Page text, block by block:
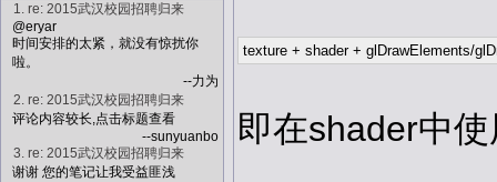
1. re: 2015武汉校园招聘归来
@eryar
时间安排的太紧，就没有惊扰你
啦。
--力为
2. re: 2015武汉校园招聘归来
评论内容较长,点击标题查看
--sunyuanbo
3. re: 2015武汉校园招聘归来
谢谢 您的笔记让我受益匪浅
texture + shader + glDrawElements/
即在shader中